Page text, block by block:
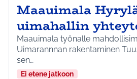
Maauimala
uimahallin
Maauimala työnalle
Uimarannnan rakentaminen
sen…
Ei etene jatkoon